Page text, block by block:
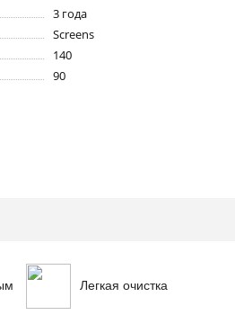
3 года
Screens
140
90
Легкая очистка